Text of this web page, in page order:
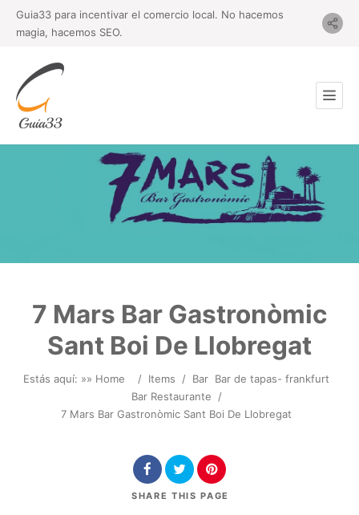
Guia33 para incentivar el comercio local. No hacemos
magia, hacemos SEO.
7 Mars Bar Gastronòmic
Sant Boi De Llobregat
Estás aquí: »» Home / Items / Bar Bar de tapas- frankfurt
Bar Restaurante
/
7 Mars Bar Gastronòmic Sant Boi De Llobregat
SHARE THIS PAGE